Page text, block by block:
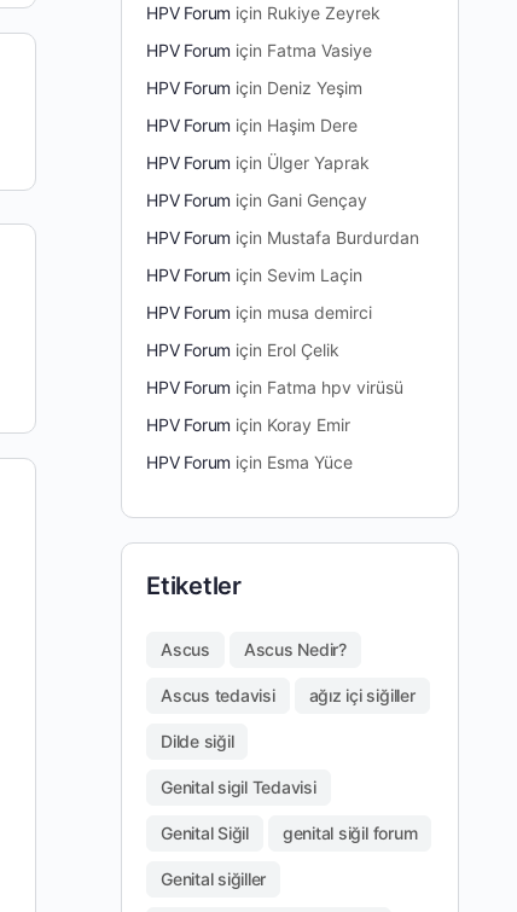
HPV Forum için Rukiye Zeyrek
HPV Forum için Fatma Vasiye
HPV Forum için Deniz Yeşim
HPV Forum için Haşim Dere
HPV Forum için Ülger Yaprak
HPV Forum için Gani Gençay
HPV Forum için Mustafa Burdurdan
HPV Forum için Sevim Laçin
HPV Forum için musa demirci
HPV Forum için Erol Çelik
HPV Forum için Fatma hpv virüsü
HPV Forum için Koray Emir
HPV Forum için Esma Yüce
Etiketler
Ascus Ascus Nedir?
Ascus tedavisi ağız içi siğiller
Dilde siğil
Genital sigil Tedavisi
Genital Siğil genital siğil forum
Genital siğiller